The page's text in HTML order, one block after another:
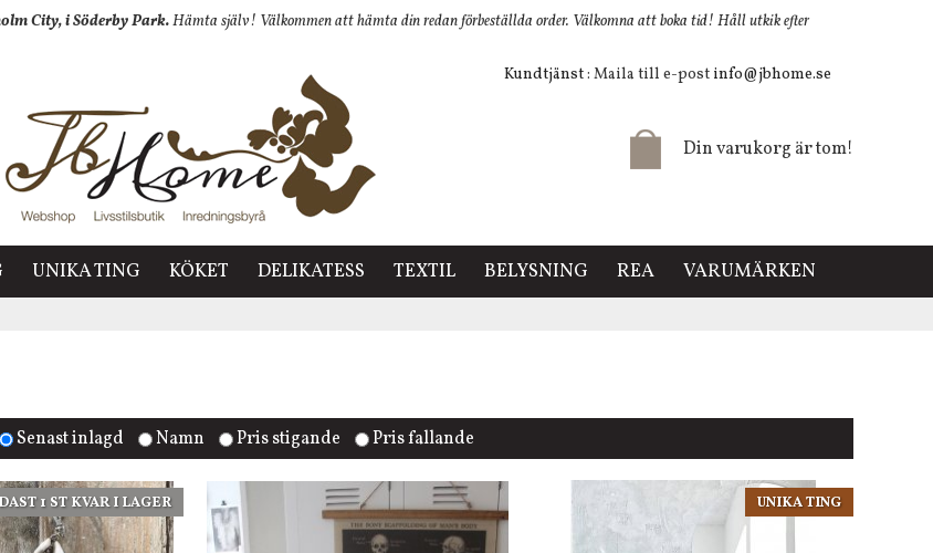
City, i Söderby Park.Hämta själv! Välkommen att hämta din redan förbeställda order. Välkomna att boka tid! Håll utkik efter
Kundtjänst: Maila till e-post info@jbhome.se
Din varukorg är tom!
UNIKA TING KÖKET DELIKATESS TEXTIL BELYSNING REA VARUMÄRKEN
Senast inlagd Namn Pris stigande Pris fallande
1 ST KVAR I LAGER UNIKA TING